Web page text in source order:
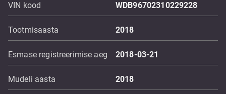
VIN kood WDB96702310229228
Tootmisaasta 2018
Esmase registreerimise aeg 2018-03-21
Mudeli aasta 2018